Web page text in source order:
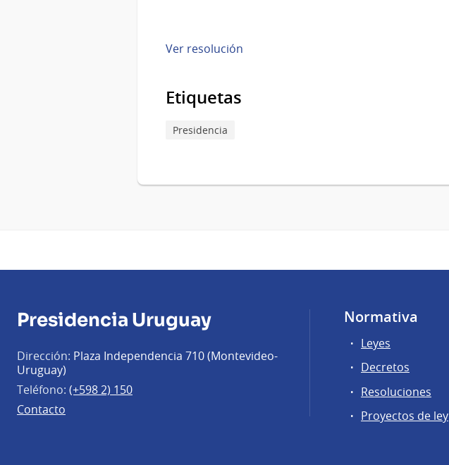
Ver resolución
Etiquetas
Presidencia
Presidencia Uruguay
Dirección: Plaza Independencia 710 (Montevideo-
Uruguay)
Teléfono: (+598 2) 150
Contacto
Normativa
Leyes
Decretos
Resoluciones
Proyectos de ley